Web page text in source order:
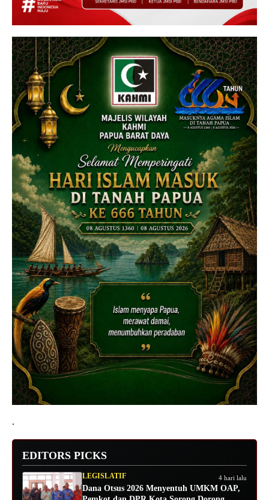
.
EDITORS PICKS
LEGISLATIF 4 hari lalu
Dana Otsus 2026 Menyentuh UMKM OAP,